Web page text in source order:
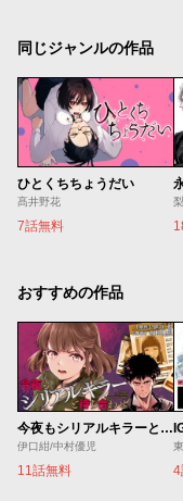
同じジャンルの作品
ひとくちちょうだい
髙井野花
7話無料
おすすめの作品
今夜もシリアルキラーと待ち合わせ
伊口紺/中村優児
11話無料 4